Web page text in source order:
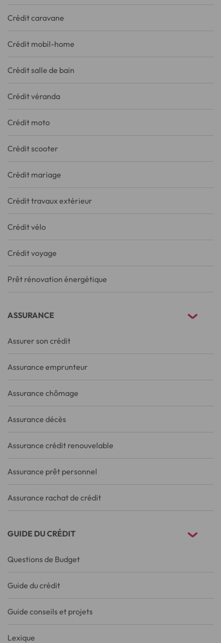
Crédit caravane
Crédit mobil-home
Crédit salle de bain
Crédit véranda
Crédit moto
Crédit scooter
Crédit mariage
Crédit travaux extérieur
Crédit vélo
Crédit voyage
Prêt rénovation énergétique
ASSURANCE
Assurer son crédit
Assurance emprunteur
Assurance chômage
Assurance décès
Assurance crédit renouvelable
Assurance prêt personnel
Assurance rachat de crédit
GUIDE DU CRÉDIT
Questions de Budget
Guide du crédit
Guide conseils et projets
Lexique